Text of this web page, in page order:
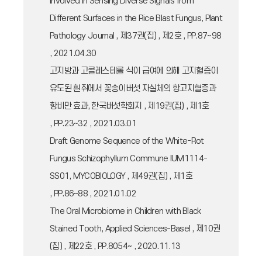
Different Surfaces in the Rice Blast Fungus, Plant
Pathology Journal , 제37권(집) , 제2호 , PP.87~98
, 2021.04.30
고지방과 고콜레스테롤 식이 급여에 의해 고지혈증이
유도된 흰쥐에서 꽃송이버섯 자실체의 항고지혈증과
항비만 효과, 한국버섯학회지 , 제19권(집) , 제1호
, PP.23~32 , 2021.03.01
Draft Genome Sequence of the White-Rot
Fungus Schizophyllum Commune IUM1114-
SS01, MYCOBIOLOGY , 제49권(집) , 제1호
, PP.86~88 , 2021.01.02
The Oral Microbiome in Children with Black
Stained Tooth, Applied Sciences-Basel , 제10권
(집) , 제22호 , PP.8054~ , 2020.11.13